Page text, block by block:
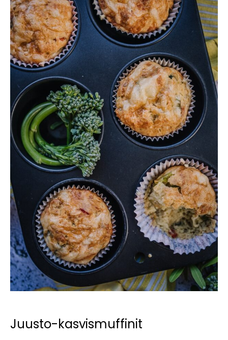
Juusto-kasvismuffinit